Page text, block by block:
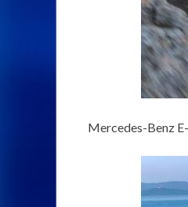
Mercedes-Benz